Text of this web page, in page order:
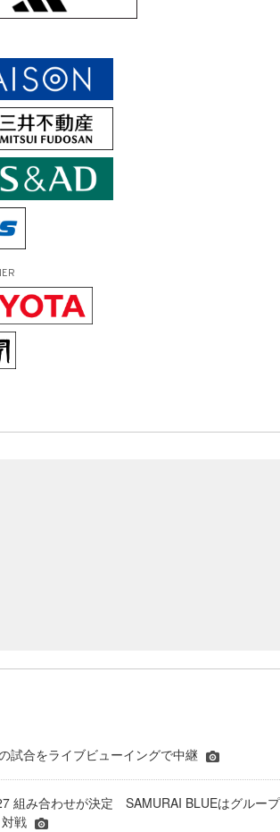
試合をライブビューイングで中継
組み合わせが決定 SAMURAI BLUEはグループ
戦